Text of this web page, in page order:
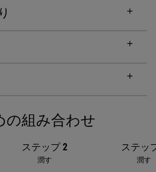
の組み合わせ
ステップ 2
潤す
ステッ
潤す